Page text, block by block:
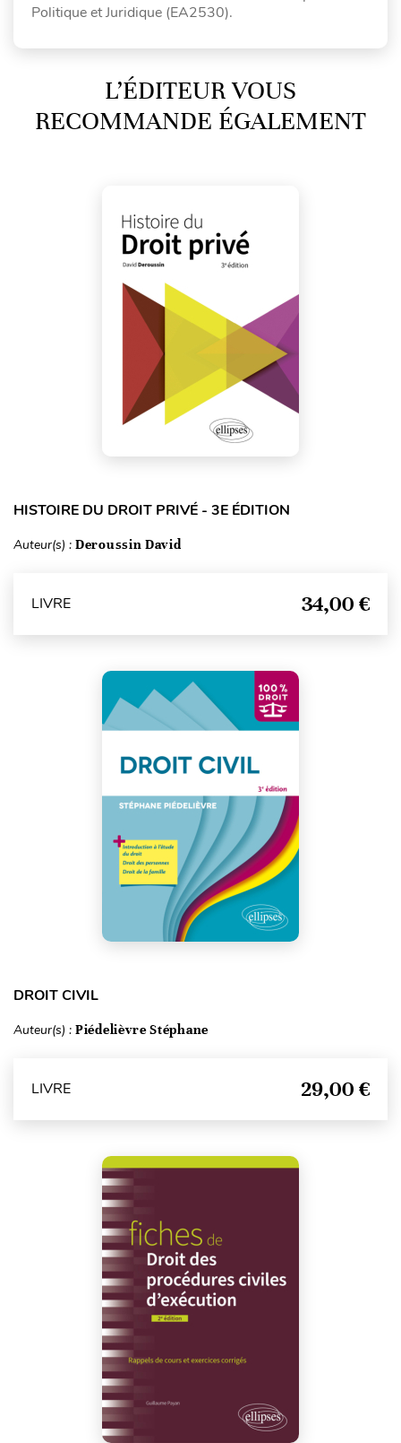
Politique et Juridique (EA2530).
L’ÉDITEUR VOUS
RECOMMANDE ÉGALEMENT
HISTOIRE DU DROIT PRIVÉ - 3E ÉDITION
Auteur(s) : Deroussin David
LIVRE 34,00 €
DROIT CIVIL
Auteur(s) : Piédelièvre Stéphane
LIVRE 29,00 €